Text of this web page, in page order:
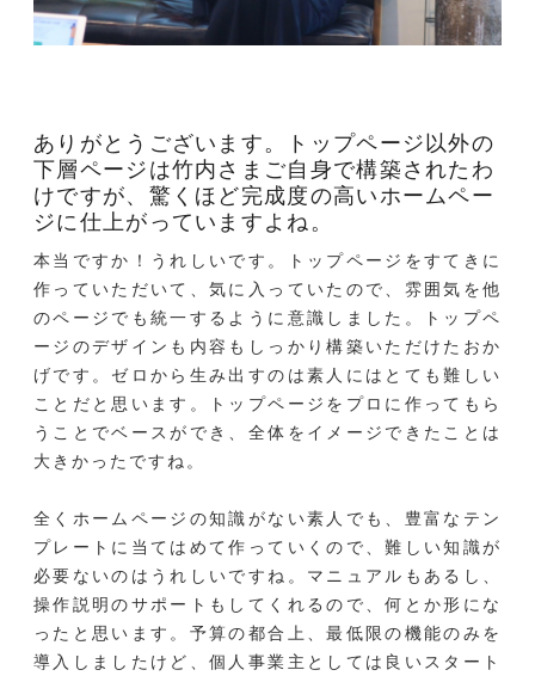
ありがとうございます。トップページ以外の
下層ページは竹内さまご自身で構築されたわ
けですが、驚くほど完成度の高いホームペー
ジに仕上がっていますよね。
本当ですか！うれしいです。トップページをすてきに
作っていただいて、気に入っていたので、雰囲気を他
のページでも統一するように意識しました。トップペ
ージのデザインも内容もしっかり構築いただけたおか
げです。ゼロから生み出すのは素人にはとても難しい
ことだと思います。トップページをプロに作ってもら
うことでベースができ、全体をイメージできたことは
大きかったですね。
全くホームページの知識がない素人でも、豊富なテン
プレートに当てはめて作っていくので、難しい知識が
必要ないのはうれしいですね。マニュアルもあるし、
操作説明のサポートもしてくれるので、何とか形にな
ったと思います。予算の都合上、最低限の機能のみを
導入しましたけど、個人事業主としては良いスタート